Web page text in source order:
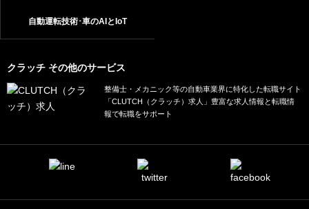
自動運転技術･車のAIとIoT
クラッチ その他のサービス
整備士・メカニック等の自動車業界に特化した転職サイト
「CLUTCH（クラッチ）求人」豊富な求人情報と転職情
報で転職をサポート